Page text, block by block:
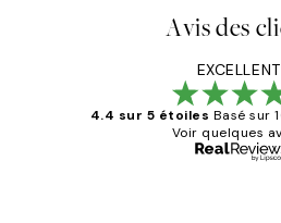
Avis des
4.4 sur 5 étoiles Basé sur
Voir quelques